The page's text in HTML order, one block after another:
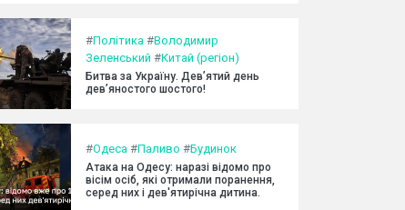
#Політика #Володимир
Зеленський #Китай (регіон)
Битва за Україну. Дев’ятий день
дев’яностого шостого!
#Одеса #Паливо #Будинок
Атака на Одесу: наразі відомо про
вісім осіб, які отримали поранення,
серед них і дев'ятирічна дитина.